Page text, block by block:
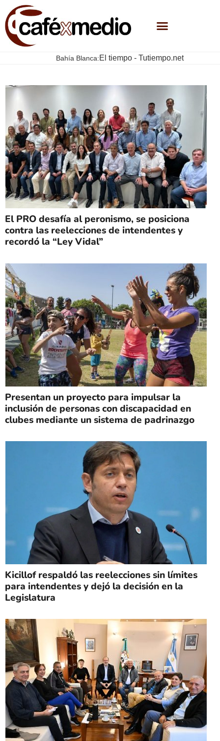
Bahía Blanca:El tiempo - Tutiempo.net
El PRO desafía al peronismo, se posiciona
contra las reelecciones de intendentes y
recordó la “Ley Vidal”
Presentan un proyecto para impulsar la
inclusión de personas con discapacidad en
clubes mediante un sistema de padrinazgo
Kicillof respaldó las reelecciones sin límites
para intendentes y dejó la decisión en la
Legislatura